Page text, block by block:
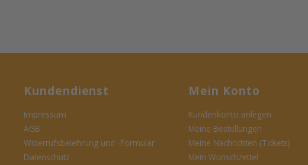
Kundendienst
Impressum
AGB
Widerrufsbelehrung und -Formular
Datenschutz
Mein Konto
Kundenkonto anlegen
Meine Bestellungen
Meine Nachrichten (Tickets)
Mein Wunschzettel